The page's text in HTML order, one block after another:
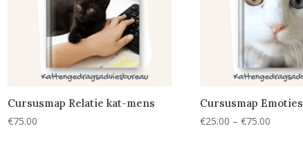
Cursusmap Relatie kat-mens
€75.00
Cursusmap Emoties
€25.00 – €75.00